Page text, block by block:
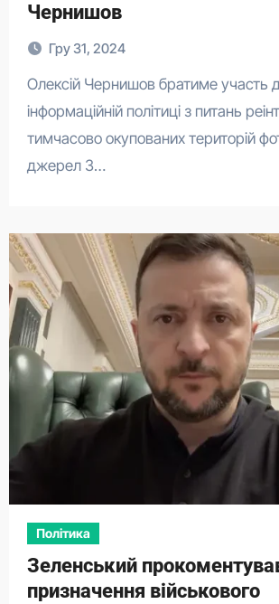
Чернишов
Гру 31, 2024
Олексій Чернишов братиме участь державній
інформаційній політиці з питань
тимчасово окупованих територій
джерел 3…
Політика
Зеленський
призначення військового